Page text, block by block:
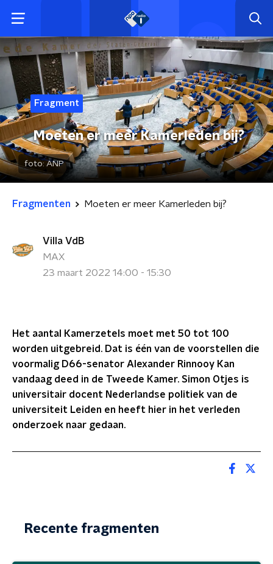
Fragment
Moeten er meer Kamerleden bij?
foto: ANP
Fragmenten Moeten er meer Kamerleden bij?
Villa VdB
MAX
23 maart 2022 14:00 - 15:30
Het aantal Kamerzetels moet met 50 tot 100
worden uitgebreid. Dat is één van de voorstellen die
voormalig D66-senator Alexander Rinnooy Kan
vandaag deed in de Tweede Kamer. Simon Otjes is
universitair docent Nederlandse politiek van de
universiteit Leiden en heeft hier in het verleden
onderzoek naar gedaan.
Recente fragmenten